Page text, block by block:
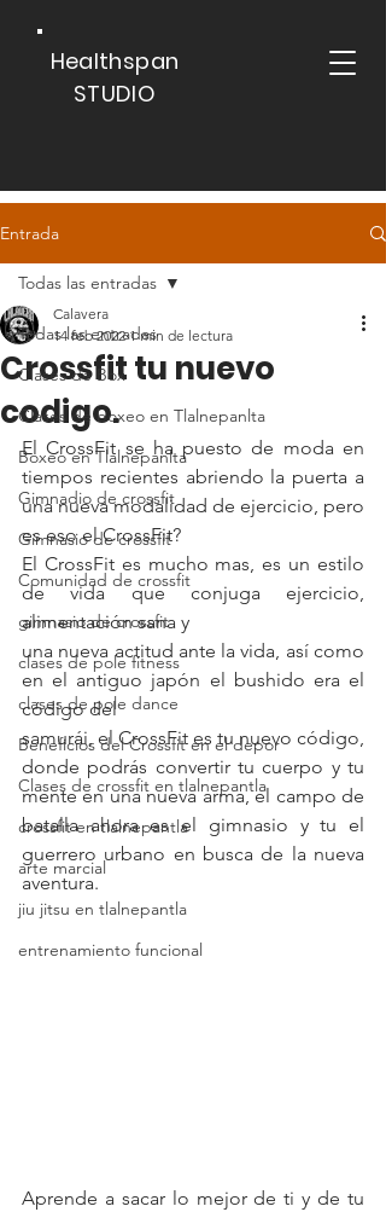
Healthspan
STUDIO
Entrada
Todas las entradas
Clases de Box
Clases de boxeo en Tlalnepanlta
Boxeo en Tlalnepanlta
Gimnadio de crossfit
Gimnasio de crossfit
Comunidad de crossfit
gimnasio de crossfit
clases de pole fitness
clases de pole dance
Beneficios del Crossfit en el depor
Clases de crossfit en tlalnepantla
crossfit en tlalnepantla
arte marcial
jiu jitsu en tlalnepantla
entrenamiento funcional
Todas las entradas
Crossfit tu nuevo
codigo.
Calavera
14 feb 2022 1 min de lectura
El CrossFit se ha puesto de moda en
tiempos recientes abriendo la puerta a
una nueva modalidad de ejercicio, pero
es eso el CrossFit?
El CrossFit es mucho mas, es un estilo
de vida que conjuga ejercicio,
alimentación sana y
una nueva actitud ante la vida, así como
en el antiguo japón el bushido era el
código del
samurái, el CrossFit es tu nuevo código,
donde podrás convertir tu cuerpo y tu
mente en una nueva arma, el campo de
batalla ahora es el gimnasio y tu el
guerrero urbano en busca de la nueva
aventura.
Aprende a sacar lo mejor de ti y de tu